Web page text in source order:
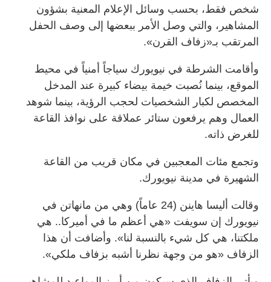
شخص فقط، بحسب وسائل الإعلام المعنية بشؤون
المشاهير، والتي وصل الأمر ببعضها إلى وصف الحفل
المرتقب بـ«زفاف القرن».
وأقامت الشرطة في نيويورك سياجاً أمنياً في محيط
الموقع، بينما نُصبت خيمة بيضاء كبيرة عند المدخل
المخصص لكبار الشخصيات لحجب الرؤية، بينما شوهد
العمال وهم يرفعون ستائر عملاقة على نوافذ القاعة
للغرض ذاته.
وتجمع مئات المعجبين في مكان قريب من القاعة
الشهيرة في مدينة نيويورك.
وقالت أليسا هاينن (24 عاماً) وهي من مانهاتن في
نيويورك إن سويفت «هي أعظم ما في أميركا.. هي
ملكتنا، هي كل شيء بالنسبة لنا». وأضافت أن هذا
الزفاف «هو من وجهة نظرنا أشبه بزفاف ملكي».